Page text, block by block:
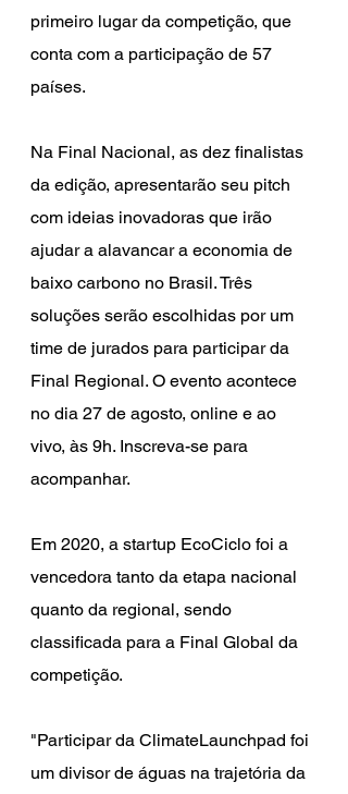
primeiro lugar da competição, que
conta com a participação de 57
países.
Na Final Nacional, as dez finalistas
da edição, apresentarão seu pitch
com ideias inovadoras que irão
ajudar a alavancar a economia de
baixo carbono no Brasil. Três
soluções serão escolhidas por um
time de jurados para participar da
Final Regional. O evento acontece
no dia 27 de agosto, online e ao
vivo, às 9h. Inscreva-se para
acompanhar.
Em 2020, a startup EcoCiclo foi a
vencedora tanto da etapa nacional
quanto da regional, sendo
classificada para a Final Global da
competição.
"Participar da ClimateLaunchpad foi
um divisor de águas na trajetória da